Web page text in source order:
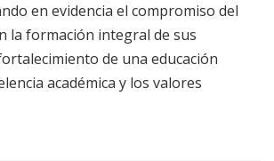
en evidencia el compromiso del
la formación integral de sus
de una educación
académica y los valores